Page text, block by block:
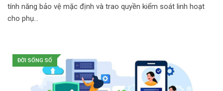
tính năng bảo vệ mặc định và trao quyền kiểm soát linh hoạt
cho phụ…
ĐỜI SỐNG SỐ